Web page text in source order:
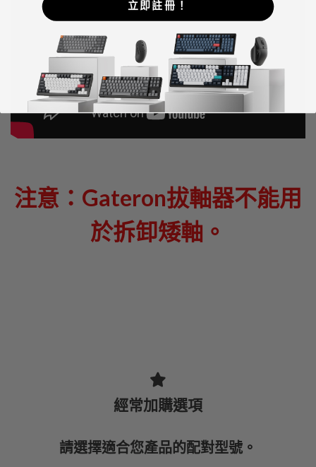
注意：Gateron拔軸器不能用
於拆卸矮軸。
經常加購選項
請選擇適合您產品的配對型號。
立即註冊！